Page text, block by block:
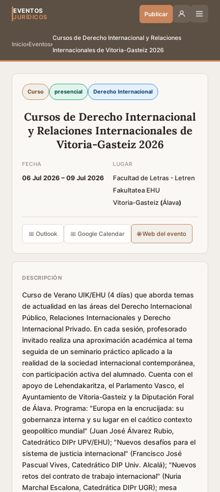
EVENTOS
JURÍDICOS
Publicar
Inicio›Eventos›
Cursos de Derecho Internacional y Relaciones
Internacionales de Vitoria-Gasteiz 2026
Curso presencial Derecho Internacional
Cursos de Derecho Internacional
y Relaciones Internacionales de
Vitoria-Gasteiz 2026
FECHA
06 Jul 2026 –09 Jul 2026
LUGAR
Facultad de Letras - Letren
Fakultatea EHU
Vitoria-Gasteiz (Álava)
📅 Outlook 📅 Google Calendar 🌐 Web del evento
DESCRIPCIÓN
Curso de Verano UIK/EHU (4 días) que aborda temas
de actualidad en las áreas del Derecho Internacional
Público, Relaciones Internacionales y Derecho
Internacional Privado. En cada sesión, profesorado
invitado realiza una aproximación académica al tema
seguida de un seminario práctico aplicado a la
realidad de la sociedad internacional contemporánea,
con participación activa del alumnado. Cuenta con el
apoyo de Lehendakaritza, el Parlamento Vasco, el
Ayuntamiento de Vitoria-Gasteiz y la Diputación Foral
de Álava. Programa: "Europa en la encrucijada: su
gobernanza interna y su lugar en el caótico contexto
geopolítico mundial" (Juan José Álvarez Rubio,
Catedrático DIPr UPV/EHU); "Nuevos desafíos para el
sistema de justicia internacional" (Francisco José
Pascual Vives, Catedrático DIP Univ. Alcalá); "Nuevos
retos del contrato de trabajo internacional" (Nuria
Marchal Escalona, Catedrática DIPr UGR); mesa